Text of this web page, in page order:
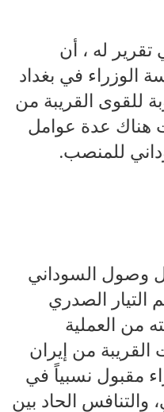
تقرير له ، أن
الوزراء في بغداد
للقوى القريبة من
هناك عدة عوامل
للمنصب.
وصول السوداني
التيار الصدري
من العملية
من إيران
مقبول نسبياً في
والتنافس الحاد بين